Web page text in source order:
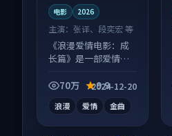
电影 2026
主演： 张译、段奕宏 等
《浪漫爱情电影：成
长篇》是一部爱情向
长为内核，情感戏份
70万 9.9
2024-12-20
浪漫 爱情 金曲